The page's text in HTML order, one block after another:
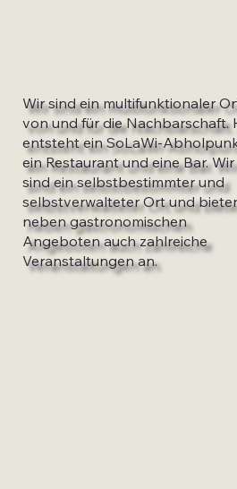
Wir sind ein multifunktionaler
von und für die Nachbarschaft.
entsteht ein SoLaWi-
ein Restaurant und eine Bar. Wir
sind ein selbstbestimmter und
selbstverwalteter Ort und
neben gastronomischen
Angeboten auch zahlreiche
Veranstaltungen an.